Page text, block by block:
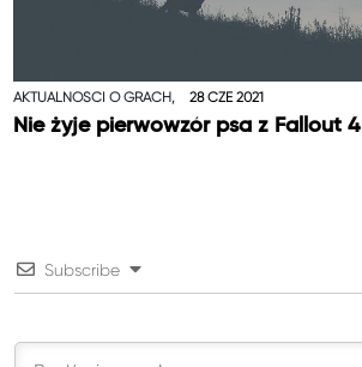
AKTUALNOŚCI O GRACH, 28 CZE 2021
Nie żyje pierwowzór psa z Fallout 4
Subscribe